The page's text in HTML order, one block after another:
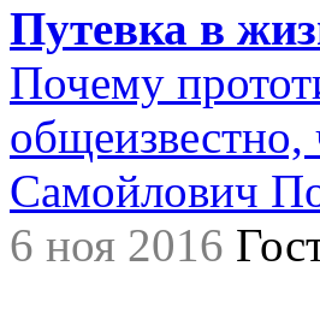
Путевка в
Почему
Самойлович
6 ноя 2016